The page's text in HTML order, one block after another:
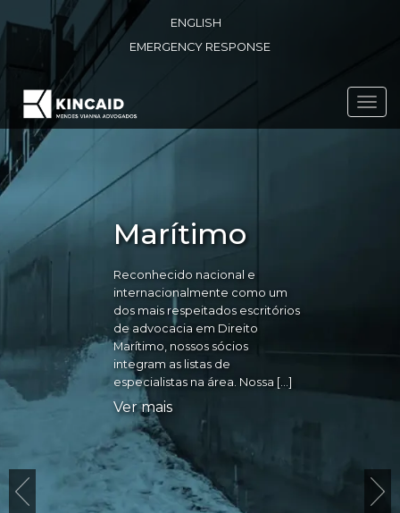
ENGLISH
EMERGENCY RESPONSE
Marítimo
Reconhecido nacional e
internacionalmente como um
dos mais respeitados escritórios
de advocacia em Direito
Marítimo, nossos sócios
integram as listas de
especialistas na área. Nossa […]
Ver mais